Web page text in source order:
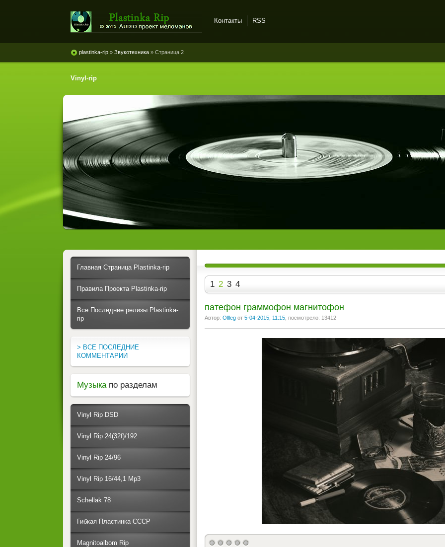
винила и магнитоальбомов
Контакты RSS
plastinka-rip » Звукотехника » Страница 2
Vinyl-rip
1 2 3 4
патефон граммофон магнитофон
Автор: Ollleg от 5-04-2015, 11:15 , посмотрело: 13412
Главная Страница Plastinka-rip
Правила Проекта Plastinka-rip
Все Последние релизы Plastinka-
rip
> ВСЕ ПОСЛЕДНИЕ
КОММЕНТАРИИ
Музыка по разделам
Vinyl Rip DSD
Vinyl Rip 24(32f)/192
Vinyl Rip 24/96
Vinyl Rip 16/44,1 Mp3
Schellak 78
Гибкая Пластинка СССР
Magnitoalbom Rip